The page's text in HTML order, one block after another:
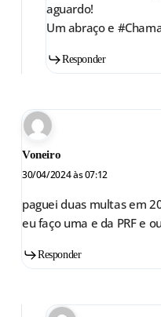
aguardo!
Um abraço e
Responder
Voneiro
30/04/2024 às 07:12
paguei duas multas em
eu faço uma e da PRF e
Responder